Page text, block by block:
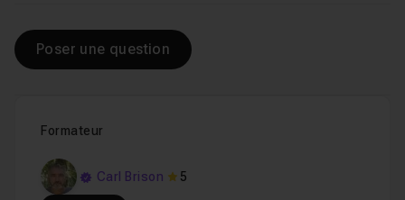
Formateur
Carl Brison 5
Poser une question